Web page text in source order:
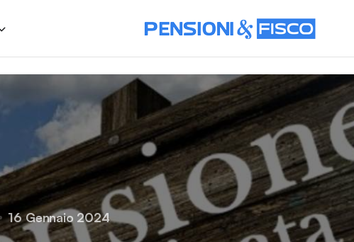
16 Gennaio 2024